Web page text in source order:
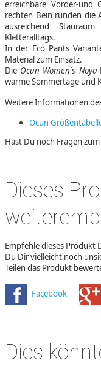
erreichbare Vorder-und
rechten Bein runden die
ausreichend
Kletteralltags.
In der Eco Pants
Material zum Einsatz.
Die Ocun Women´s Noya
warme Sommertage und
Weitere Informationen
Ocun
Hast Du noch Fragen
Dieses
Empfehle dieses Produkt
Du Dir vielleicht noch
Teilen das Produkt
Facebook
Dies